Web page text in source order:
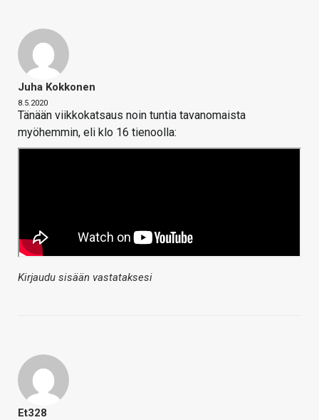
Juha Kokkonen
8.5.2020
Tänään viikkokatsaus noin tuntia tavanomaista
myöhemmin, eli klo 16 tienoolla:
Kirjaudu sisään vastataksesi
Et328